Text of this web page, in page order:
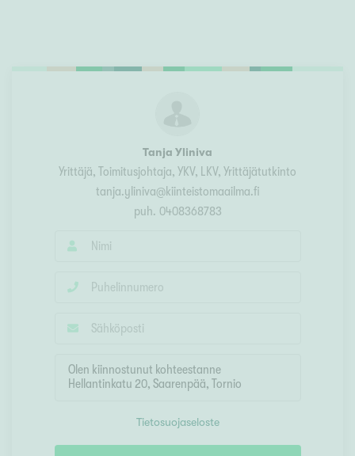
Tanja Yliniva
Yrittäjä, Toimitusjohtaja, YKV, LKV, Yrittäjätutkinto
tanja.yliniva@kiinteistomaailma.fi
puh. 0408368783
Tietosuojaseloste